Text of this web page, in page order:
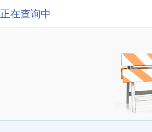
正在查询中